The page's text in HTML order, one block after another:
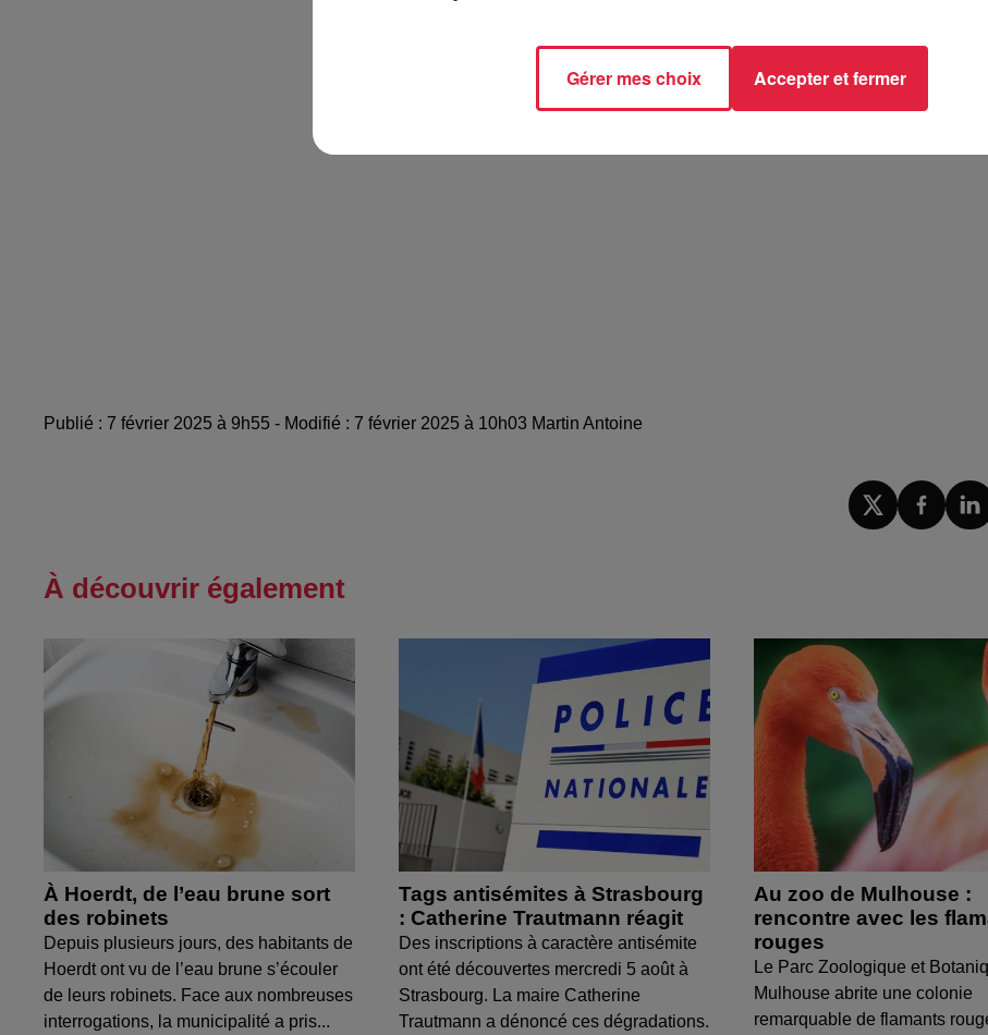
Publié : 7 février 2025 à 9h55 - Modifié : 7 février 2025 à 10h03 Martin Antoine
À découvrir également
À Hoerdt, de l’eau brune sort
des robinets
Depuis plusieurs jours, des habitants de
Hoerdt ont vu de l’eau brune s’écouler
de leurs robinets. Face aux nombreuses
interrogations, la municipalité a pris...
Tags antisémites à Strasbourg
: Catherine Trautmann réagit
Des inscriptions à caractère antisémite
ont été découvertes mercredi 5 août à
Strasbourg. La maire Catherine
Trautmann a dénoncé ces dégradations.
Au zoo de Mulhouse :
rencontre avec les
rouges
Le Parc Zoologique et
Mulhouse abrite une colonie
remarquable de flamants
Gérer mes choix Accepter et fermer